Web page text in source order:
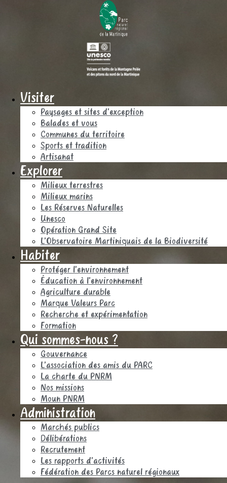
Visiter
Paysages et sites d’exception
Balades et vous
Communes du territoire
Sports et tradition
Artisanat
Explorer
Milieux terrestres
Milieux marins
Les Réserves Naturelles
Unesco
Opération Grand Site
L’Observatoire Martiniquais de la Biodiversité
Habiter
Protéger l’environnement
Éducation à l’environnement
Agriculture durable
Marque Valeurs Parc
Recherche et expérimentation
Formation
Qui sommes-nous ?
Gouvernance
L’association des amis du PARC
La charte du PNRM
Nos missions
Moun PNRM
Administration
Marchés publics
Délibérations
Recrutement
Les rapports d’activités
Fédération des Parcs naturel régionaux